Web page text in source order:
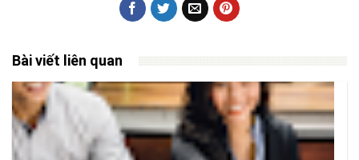
Bài viết liên quan